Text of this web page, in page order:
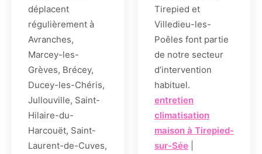
déplacent
régulièrement à
Avranches,
Marcey-les-
Grèves, Brécey,
Ducey-les-Chéris,
Jullouville, Saint-
Hilaire-du-
Harcouët, Saint-
Laurent-de-Cuves,
Tirepied et
Villedieu-les-
Poêles font partie
de notre secteur
d’intervention
habituel.
entretien
climatisation
maison à Tirepied-
sur-Sée